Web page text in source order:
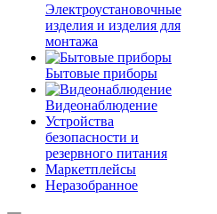
Электроустановочные
изделия и изделия для
монтажа
Бытовые приборы
Видеонаблюдение
Устройства
безопасности и
резервного питания
Маркетплейсы
Неразобранное